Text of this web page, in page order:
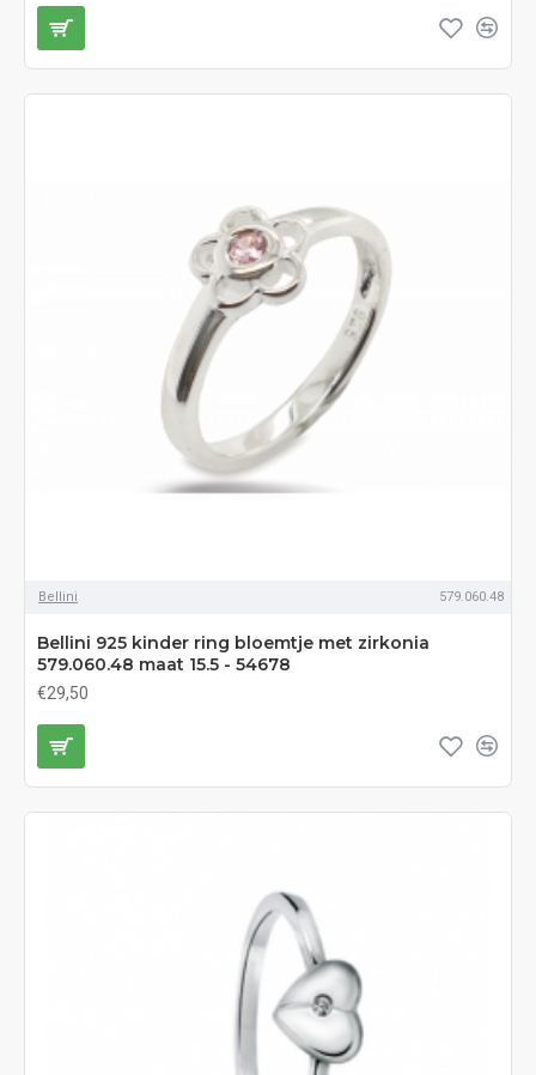
Bellini 579.060.48
Bellini 925 kinder ring bloemtje met zirkonia
579.060.48 maat 15.5 - 54678
€29,50